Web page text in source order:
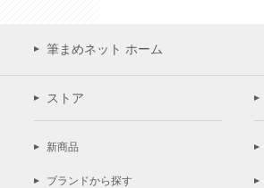
筆まめネット ホーム
ストア
新商品
ブランドから探す